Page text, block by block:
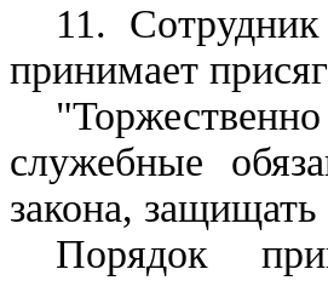
11.
принимает
служебные
закона,
Порядок